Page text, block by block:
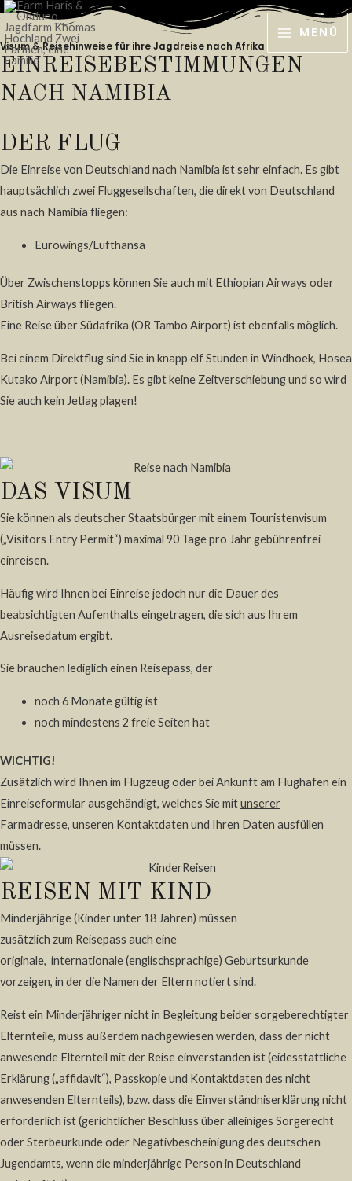
Zum
Inhalt
springen
MAIN
MENU
MENÜ
Visum & Reisehinweise für ihre Jagdreise nach Afrika
EINREISEBESTIMMUNGEN
NACH NAMIBIA
DER FLUG
Die Einreise von Deutschland nach Namibia ist sehr einfach. Es gibt
hauptsächlich zwei Fluggesellschaften, die direkt von Deutschland
aus nach Namibia fliegen:
Eurowings/Lufthansa
Über Zwischenstopps können Sie auch mit Ethiopian Airways oder
British Airways fliegen.
Eine Reise über Südafrika (OR Tambo Airport) ist ebenfalls möglich.
Bei einem Direktflug sind Sie in knapp elf Stunden in Windhoek, Hosea
Kutako Airport (Namibia). Es gibt keine Zeitverschiebung und so wird
Sie auch kein Jetlag plagen!
DAS VISUM
Sie können als deutscher Staatsbürger mit einem Touristenvisum
(„Visitors Entry Permit“) maximal 90 Tage pro Jahr gebührenfrei
einreisen.
Häufig wird Ihnen bei Einreise jedoch nur die Dauer des
beabsichtigten Aufenthalts eingetragen, die sich aus Ihrem
Ausreisedatum ergibt.
Sie brauchen lediglich einen Reisepass, der
noch 6 Monate gültig ist
noch mindestens 2 freie Seiten hat
WICHTIG!
Zusätzlich wird Ihnen im Flugzeug oder bei Ankunft am Flughafen ein
Einreiseformular ausgehändigt, welches Sie mitunserer
Farmadresse, unseren Kontaktdaten und Ihren Daten ausfüllen
müssen.
REISEN MIT KIND
Minderjährige (Kinder unter 18 Jahren) müssen
zusätzlich zum Reisepass auch eine
originale, internationale(englischsprachige) Geburtsurkunde
vorzeigen, in der die Namen der Eltern notiert sind.
Reist ein Minderjähriger nicht in Begleitung beider sorgeberechtigter
Elternteile, muss außerdem nachgewiesen werden, dass der nicht
anwesende Elternteil mit der Reise einverstanden ist (eidesstattliche
Erklärung („affidavit“), Passkopie und Kontaktdaten des nicht
anwesenden Elternteils), bzw. dass die Einverständniserklärung nicht
erforderlich ist (gerichtlicher Beschluss über alleiniges Sorgerecht
oder Sterbeurkunde oder Negativbescheinigung des deutschen
Jugendamts, wenn die minderjährige Person in Deutschland